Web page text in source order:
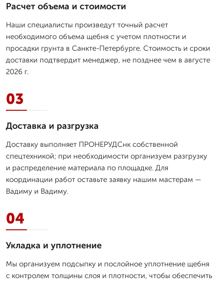
Расчет объема и стоимости
Наши специалисты произведут точный расчет
необходимого объема щебня с учетом плотности и
просадки грунта в Санкте-Петербурге. Стоимость и сроки
доставки подтвердит менеджер, не позднее чем в августе
2026 г.
03
Доставка и разгрузка
Доставку выполняет ПРОНЕРУДСнк собственной
спецтехникой; при необходимости организуем разгрузку
и распределение материала по площадке. Для
координации работ оставьте заявку нашим мастерам —
Вадиму и Вадиму.
04
Укладка и уплотнение
Мы организуем подсыпку и послойное уплотнение щебня
с контролем толщины слоя и плотности, чтобы обеспечить